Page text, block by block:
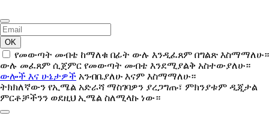
OK
የመውጣት መብቴ ከማለቁ በፊት ውሉ እንዲፈጸም በግልጽ እስማማለሁ።
ውሉ መፈጸም ሲጀምር የመውጣት መብቴ እንደሚያልቅ አስተውያለሁ።
ውሎች እና ሁኔታዎች አንብቤያለሁ እናም እስማማለሁ።
ትክክለኛውን የኢሜል አድራሻ ማስገባዎን ያረጋግጡ፣ ምክንያቱም ዲጂታል
ምርቶቻችንን ወደዚህ ኢሜል ስለሚላኩ ነው።